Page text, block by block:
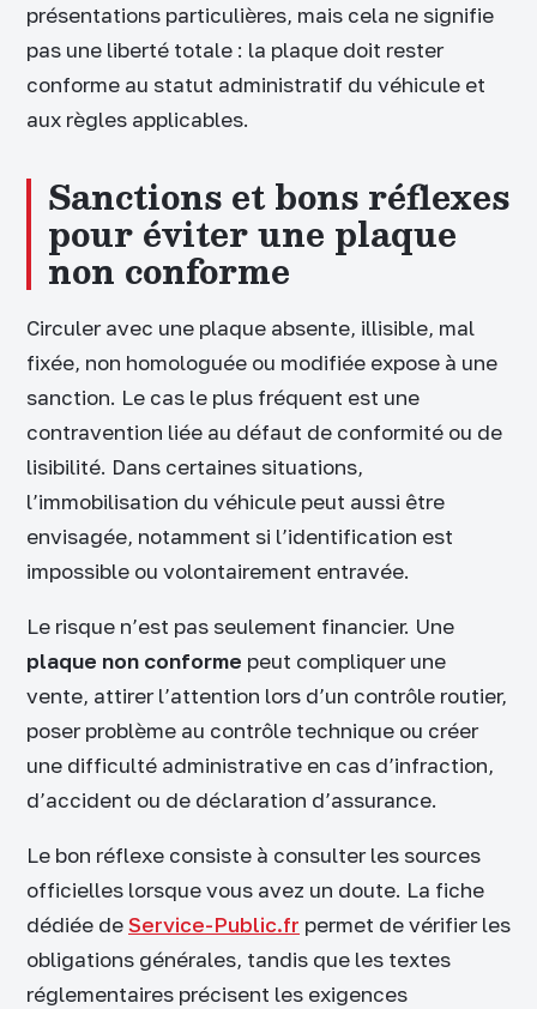
présentations particulières, mais cela ne signifie
pas une liberté totale : la plaque doit rester
conforme au statut administratif du véhicule et
aux règles applicables.
Sanctions et bons réflexes
pour éviter une plaque
non conforme
Circuler avec une plaque absente, illisible, mal
fixée, non homologuée ou modifiée expose à une
sanction. Le cas le plus fréquent est une
contravention liée au défaut de conformité ou de
lisibilité. Dans certaines situations,
l’immobilisation du véhicule peut aussi être
envisagée, notamment si l’identification est
impossible ou volontairement entravée.
Le risque n’est pas seulement financier. Une
plaque non conforme peut compliquer une
vente, attirer l’attention lors d’un contrôle routier,
poser problème au contrôle technique ou créer
une difficulté administrative en cas d’infraction,
d’accident ou de déclaration d’assurance.
Le bon réflexe consiste à consulter les sources
officielles lorsque vous avez un doute. La fiche
dédiée deService-Public.fr permet de vérifier les
obligations générales, tandis que les textes
réglementaires précisent les exigences